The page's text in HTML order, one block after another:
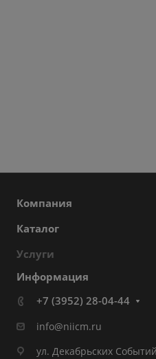
Компания
Каталог
Услуги
Информация
+7 (3952) 28-04-44
info@niicm.ru
ул. Декабрьских